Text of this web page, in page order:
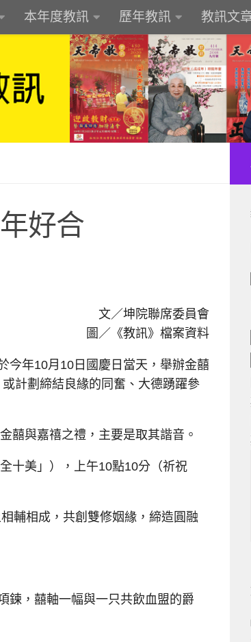
本年度教訊 歷年教訊 教訊文
好合
文／坤院聯席委員會
圖／《教訊》檔案資料
年10月10日國慶日當天，舉辦金囍
計劃締結良緣的同奮、大德踴躍參
與嘉禧之禮，主要是取其諧音。
十美」），上午10點10分（祈祝
輔相成，共創雙修姻緣，締造圓融
，囍軸一幅與一只共飲血盟的爵